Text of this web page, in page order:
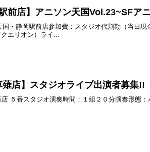
前店】アニソン天国Vol.23~SFア
・静岡駅前店参加費：スタジオ代割勘（当日
エリオン）ライ...
薙店】スタジオライブ出演者募集!!
５番スタジオ演奏時間：１組２０分演奏形態